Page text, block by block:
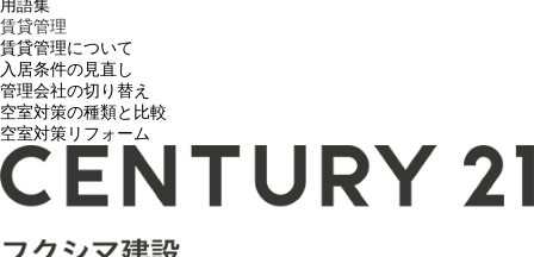
用語集
賃貸管理
賃貸管理について
入居条件の見直し
管理会社の切り替え
空室対策の種類と比較
空室対策リフォーム